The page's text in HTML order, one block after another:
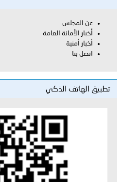
عن المجلس
أخبار الأمانة العامة
أخبار أمنية
اتصل بنا
تطبيق الهاتف الذكي